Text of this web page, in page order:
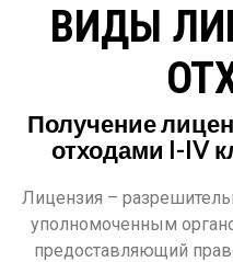
ВИДЫ
Получение
отходами I-IV
Лицензия –
уполномоченным
предоставляющий